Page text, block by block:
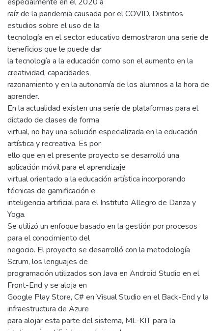
raíz de la pandemia causada por el COVID. Distintos
estudios sobre el uso de la
tecnología en el sector educativo demostraron una serie de
beneficios que le puede dar
la tecnología a la educación como son el aumento en la
creatividad, capacidades,
razonamiento y en la autonomía de los alumnos a la hora de
aprender.
En la actualidad existen una serie de plataformas para el
dictado de clases de forma
virtual, no hay una solución especializada en la educación
artística y recreativa. Es por
ello que en el presente proyecto se desarrolló una
aplicación móvil para el aprendizaje
virtual orientado a la educación artística incorporando
técnicas de gamificación e
inteligencia artificial para el Instituto Allegro de Danza y
Yoga.
Se utilizó un enfoque basado en la gestión por procesos
para el conocimiento del
negocio. El proyecto se desarrolló con la metodología
Scrum, los lenguajes de
programación utilizados son Java en Android Studio en el
Front-End y se aloja en
Google Play Store, C# en Visual Studio en el Back-End y la
infraestructura de Azure
para alojar esta parte del sistema, ML-KIT para la